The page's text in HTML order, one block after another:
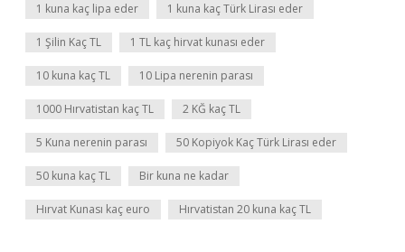
1 kuna kaç lipa eder 1 kuna kaç Türk Lirası eder
1 Şilin Kaç TL 1 TL kaç hirvat kunası eder
10 kuna kaç TL 10 Lipa nerenin parası
1000 Hırvatistan kaç TL 2 KĞ kaç TL
5 Kuna nerenin parası 50 Kopiyok Kaç Türk Lirası eder
50 kuna kaç TL Bir kuna ne kadar
Hırvat Kunası kaç euro Hırvatistan 20 kuna kaç TL